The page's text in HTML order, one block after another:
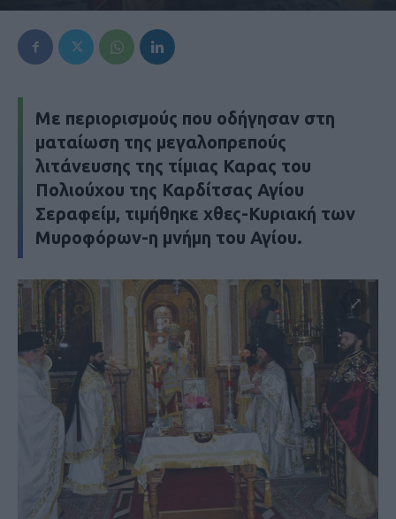
Με περιορισμούς που οδήγησαν στη
ματαίωση της μεγαλοπρεπούς
λιτάνευσης της τίμιας Καρας του
Πολιούχου της Καρδίτσας Αγίου
Σεραφείμ, τιμήθηκε χθες-Κυριακή των
Μυροφόρων-η μνήμη του Αγίου.